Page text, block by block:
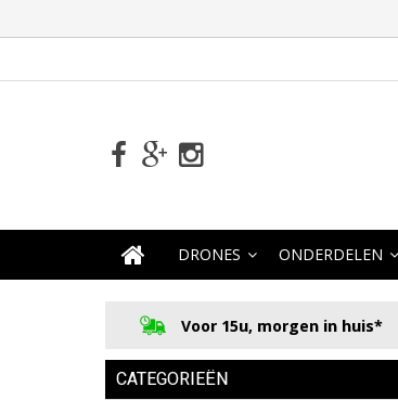
DRONES ONDERDELEN
Voor 15u, morgen in huis*
CATEGORIEËN